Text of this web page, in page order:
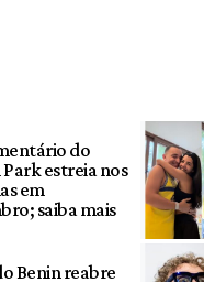
do
estreia nos
em
saiba mais
Benin reabre